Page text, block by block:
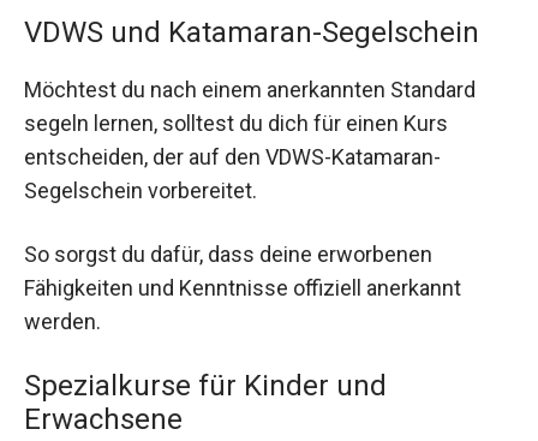
VDWS und Katamaran-Segelschein
Möchtest du nach einem anerkannten Standard
segeln lernen, solltest du dich für einen Kurs
entscheiden, der auf den VDWS-Katamaran-
Segelschein vorbereitet.
So sorgst du dafür, dass deine erworbenen
Fähigkeiten und Kenntnisse offiziell anerkannt
werden.
Spezialkurse für Kinder und
Erwachsene